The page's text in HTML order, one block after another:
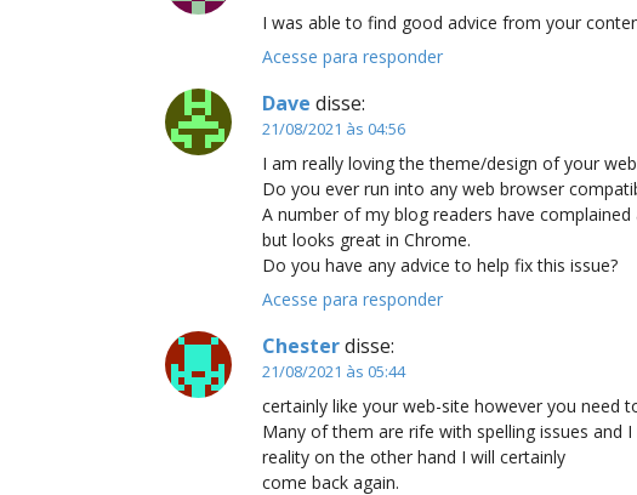
I was able to find good advice from your
Acesse para responder
Dave disse:
21/08/2021 às 04:56
I am really loving the theme/design of your
Do you ever run into any web browser
A number of my blog readers have
but looks great in Chrome.
Do you have any advice to help fix this issue?
Acesse para responder
Chesterdisse:
21/08/2021 às 05:44
certainly like your web-site however you need
Many of them are rife with spelling issues and
reality on the other hand I will certainly
come back again.